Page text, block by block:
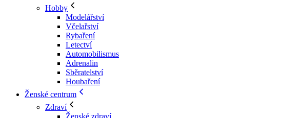
Hobby
Modelářství
Včelařství
Rybaření
Letectví
Automobilismus
Adrenalin
Sběratelství
Houbaření
Ženské centrum
Zdraví
Ženské zdraví